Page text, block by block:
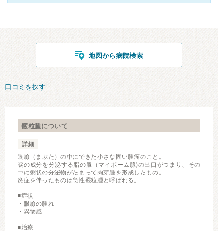
地図から病院検索
口コミを探す
霰粒腫について
詳細
眼瞼（まぶた）の中にできた小さな固い腫瘤のこと。
涙の成分を分泌する脂の腺（マイボーム腺)の出口がつまり、その
中に粥状の分泌物がたまって肉芽腫を形成したもの。
炎症を伴ったものは急性霰粒腫と呼ばれる。
■症状
・眼瞼の腫れ
・異物感
■治療